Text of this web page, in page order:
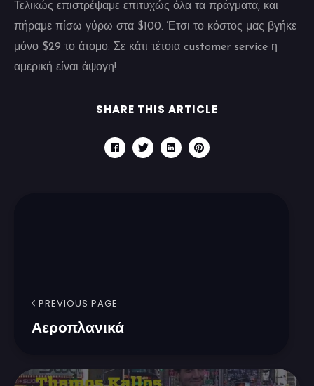
Τελικώς επιστρέψαμε επιτυχώς όλα τα πράγματα, και
πήραμε πίσω γύρω στα $100. Έτσι το κόστος μας βγήκε
μόνο $29 το άτομο. Σε κάτι τέτοια customer service η
αμερική είναι άψογη!
SHARE THIS ARTICLE
PREVIOUS PAGE
Αεροπλανικά